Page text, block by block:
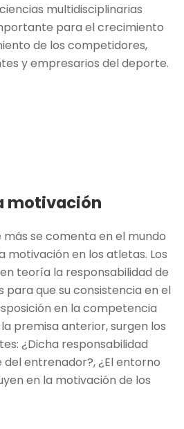
multidisciplinarias
para el crecimiento
de los competidores,
y empresarios del deporte.
motivación
más se comenta en el mundo
motivación en los atletas. Los
teoría la responsabilidad de
para que su consistencia en el
en la competencia
premisa anterior, surgen los
¿Dicha responsabilidad
entrenador?, ¿El entorno
en la motivación de los